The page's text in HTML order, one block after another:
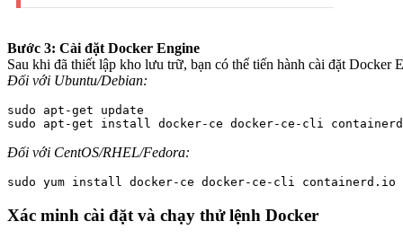
Bước 3: Cài đặt Docker Engine
Sau khi đã thiết lập kho lưu trữ, bạn có thể tiến hành cài đặt Docker
Đối với Ubuntu/Debian:
sudo apt-get update
Đối với CentOS/RHEL/Fedora:
Xác minh cài đặt và chạy thử lệnh Docker